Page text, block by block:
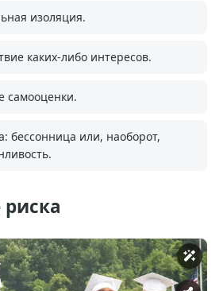
изоляция.
каких-либо интересов.
самооценки.
бессонница или, наоборот,
риска